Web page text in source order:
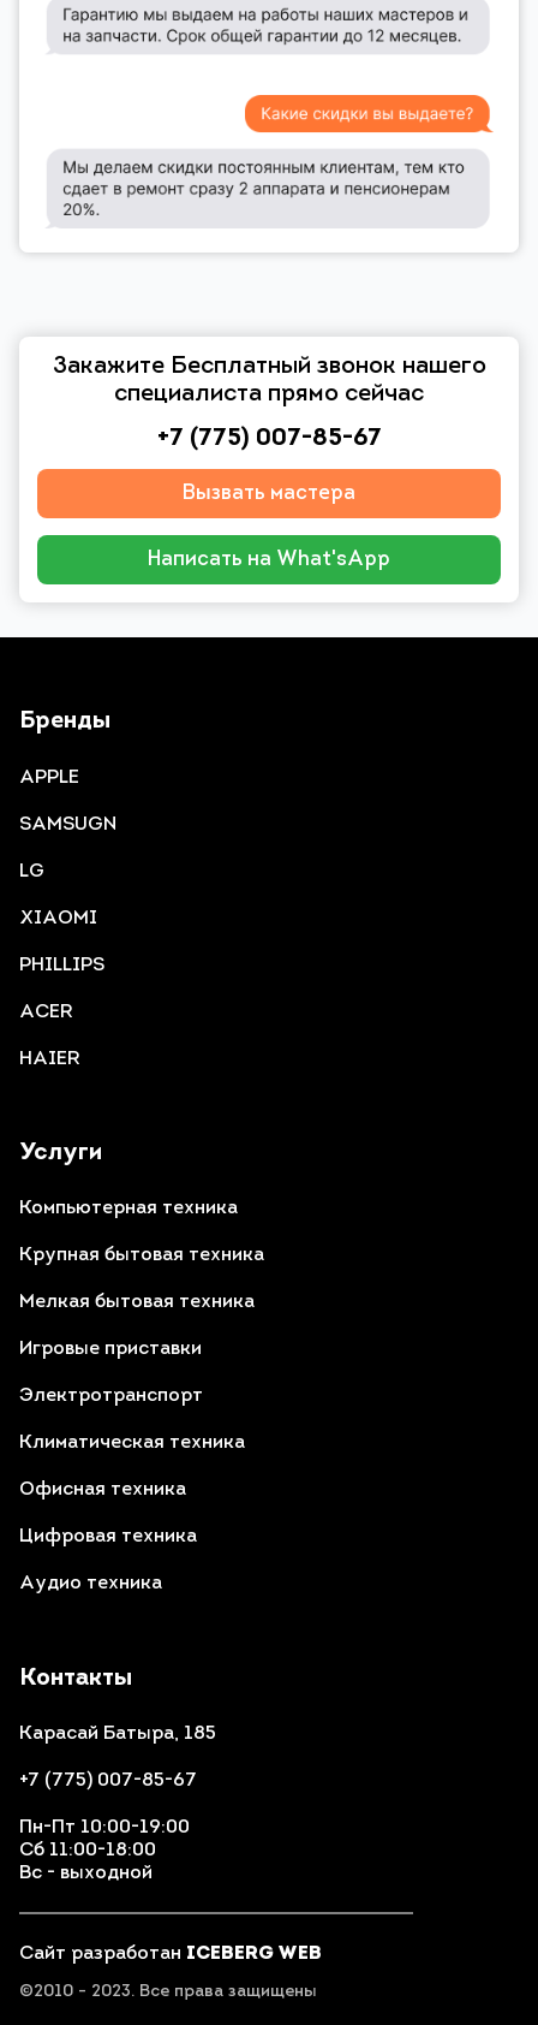
Закажите Бесплатный звонок нашего
специалиста прямо сейчас
+7 (775) 007-85-67
Вызвать мастера
Написать на What'sApp
Контакты
Карасай Батыра, 185
+7 (775) 007-85-67
Пн-Пт 10:00-19:00
Сб 11:00-18:00
Вс - выходной
Сайт разработан ICEBERG WEB
©2010 - 2023. Все права защищены
Услуги
Компьютерная техника
Крупная бытовая техника
Мелкая бытовая техника
Игровые приставки
Электротранспорт
Климатическая техника
Офисная техника
Цифровая техника
Аудио техника
Бренды
APPLE
SAMSUGN
LG
XIAOMI
PHILLIPS
ACER
HAIER